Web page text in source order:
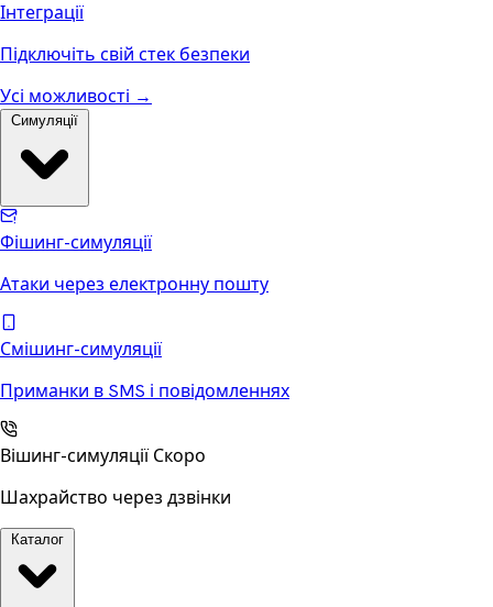
Інтеграції
Підключіть свій стек безпеки
Усі можливості →
Фішинг-симуляції
Атаки через електронну пошту
Смішинг-симуляції
Приманки в SMS і повідомленнях
Вішинг-симуляції Скоро
Шахрайство через дзвінки